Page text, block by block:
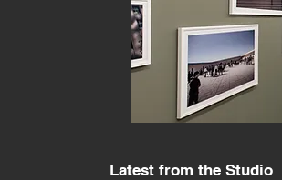
Latest from the Studio